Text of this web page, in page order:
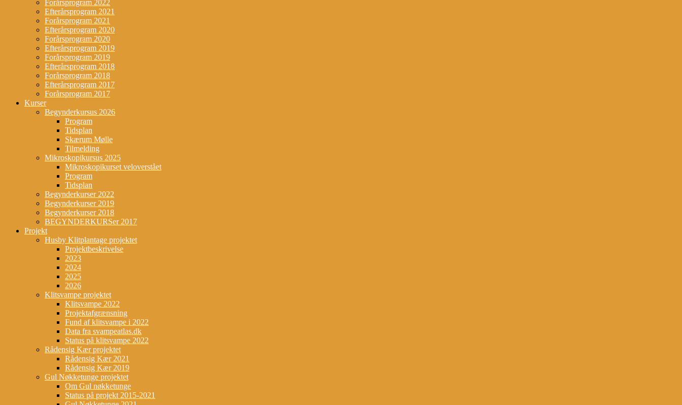
Forårsprogram 2022
Efterårsprogram 2021
Forårsprogram 2021
Efterårsprogram 2020
Forårsprogram 2020
Efterårsprogram 2019
Forårsprogram 2019
Efterårsprogram 2018
Forårsprogram 2018
Efterårsprogram 2017
Forårsprogram 2017
Kurser
Begynderkursus 2026
Program
Tidsplan
Skærum Mølle
Tilmelding
Mikroskopikursus 2025
Mikroskopikurset veloverstået
Program
Tidsplan
Begynderkurser 2022
Begynderkurser 2019
Begynderkurser 2018
BEGYNDERKURSer 2017
Projekt
Husby Klitplantage projektet
Projektbeskrivelse
2023
2024
2025
2026
Klitsvampe projektet
Klitsvampe 2022
Projektafgrænsning
Fund af klitsvampe i 2022
Data fra svampeatlas.dk
Status på klitsvampe 2022
Rådensig Kær projektet
Rådensig Kær 2021
Rådensig Kær 2019
Gul Nøkketunge projektet
Om Gul nøkketunge
Status på projekt 2015-2021